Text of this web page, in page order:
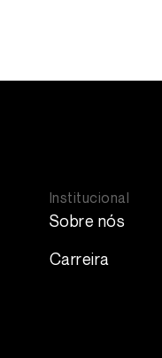
Institucional
Sobre nós
Carreira